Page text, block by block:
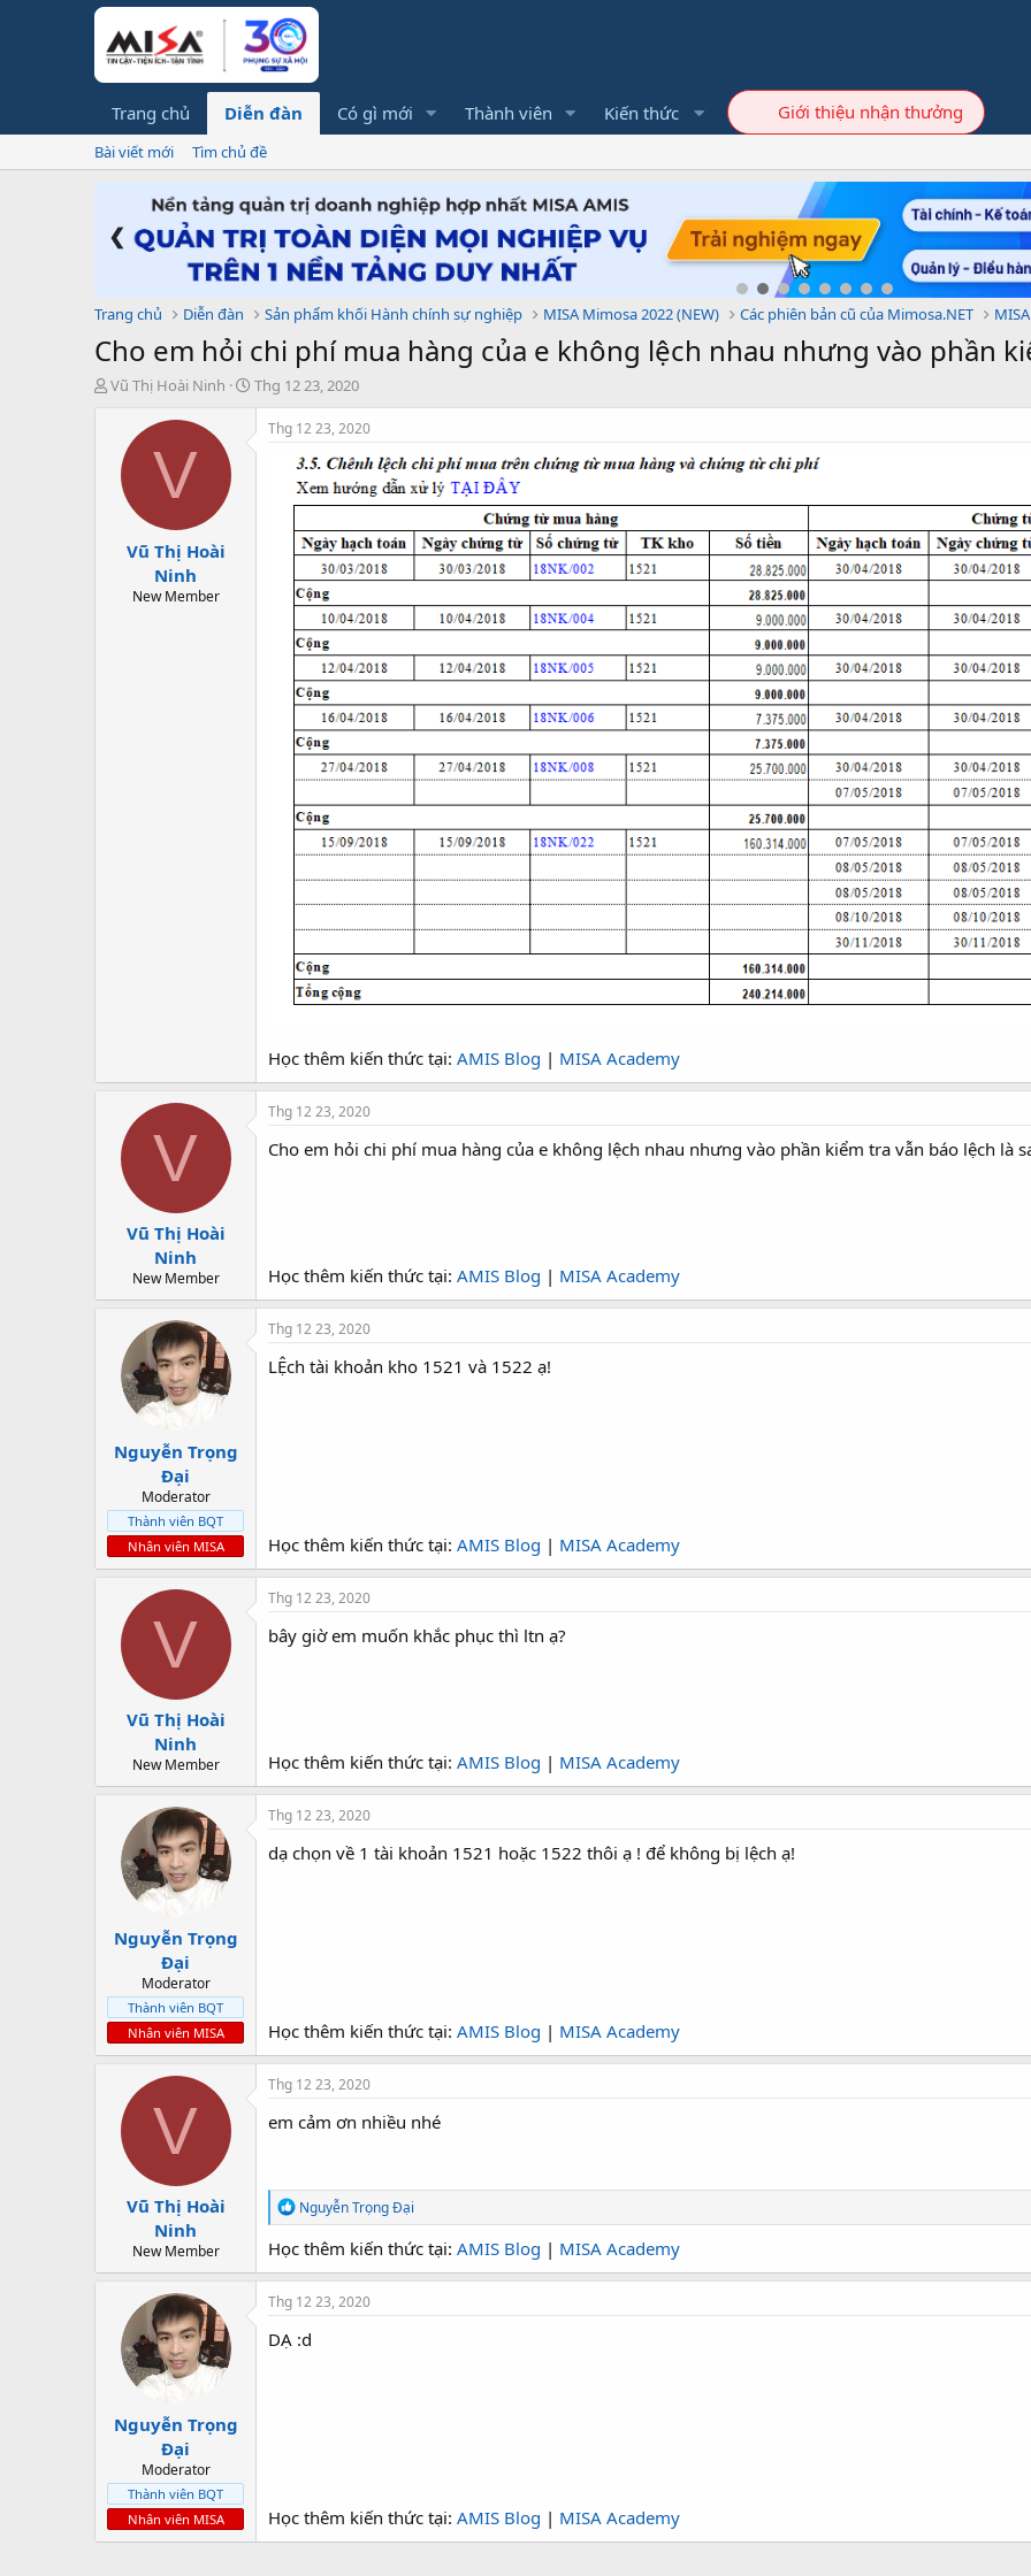
Trang chủ Diễn đàn Có gì mới Thành viên Kiến thức Giới thiệu nhận thưởng
Bài viết mới Tìm chủ đề
❮
Trang chủ Diễn đàn Sản phẩm khối Hành chính sự nghiệp MISA Mimosa 2022 (NEW) Các phiên bản cũ của Mimosa.NET
Cho em hỏi chi phí mua hàng của e không lệch nhau nhưng vào phần
T
Vũ Thị Hoài Ninh
N
g
Thg 12 23, 2020
V
Vũ Thị Hoài
Ninh
New Member
Thg 12 23, 2020
Học thêm kiến thức tại: AMIS Blog | MISA Academy
V
Vũ Thị Hoài
Ninh
New Member
Thg 12 23, 2020
Cho em hỏi chi phí mua hàng của e không lệch nhau nhưng vào phần kiểm tra vẫn báo lệch là
Học thêm kiến thức tại: AMIS Blog | MISA Academy
Nguyễn Trọng
Đại
Moderator
Thành viên BQT
Nhân viên MISA
Thg 12 23, 2020
LỆch tài khoản kho 1521 và 1522 ạ!
Học thêm kiến thức tại: AMIS Blog | MISA Academy
V
Vũ Thị Hoài
Ninh
New Member
Thg 12 23, 2020
bây giờ em muốn khắc phục thì ltn ạ?
Học thêm kiến thức tại: AMIS Blog | MISA Academy
Nguyễn Trọng
Đại
Moderator
Thành viên BQT
Nhân viên MISA
Thg 12 23, 2020
dạ chọn về 1 tài khoản 1521 hoặc 1522 thôi ạ ! để không bị lệch ạ!
Học thêm kiến thức tại: AMIS Blog | MISA Academy
V
Vũ Thị Hoài
Ninh
New Member
Thg 12 23, 2020
em cảm ơn nhiều nhé
R
e
a
c
t
i
n
s
Nguyễn Trọng Đại
Học thêm kiến thức tại: AMIS Blog | MISA Academy
Nguyễn Trọng
Đại
Moderator
Thành viên BQT
Nhân viên MISA
Thg 12 23, 2020
DẠ :d
Học thêm kiến thức tại: AMIS Blog | MISA Academy